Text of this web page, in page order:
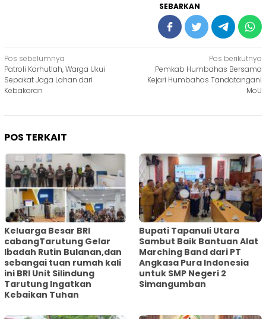
SEBARKAN
Navigasi
pos
Pos sebelumnya
Patroli Karhutlah, Warga Ukui
Sepakat Jaga Lahan dari
Kebakaran
Pos berikutnya
Pemkab Humbahas Bersama
Kejari Humbahas Tandatangani
MoU
POS TERKAIT
Keluarga Besar BRI
cabangTarutung Gelar
Ibadah Rutin Bulanan,dan
sebangai tuan rumah kali
ini BRI Unit Silindung
Tarutung Ingatkan
Kebaikan Tuhan
Bupati Tapanuli Utara
Sambut Baik Bantuan Alat
Marching Band dari PT
Angkasa Pura Indonesia
untuk SMP Negeri 2
Simangumban